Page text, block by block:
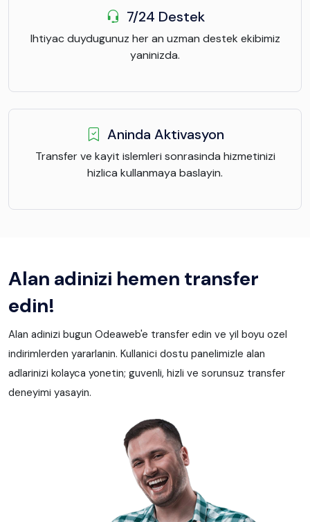
7/24 Destek
Ihtiyac duydugunuz her an uzman destek ekibimiz
yaninizda.
Aninda Aktivasyon
Transfer ve kayit islemleri sonrasinda hizmetinizi
hizlica kullanmaya baslayin.
Alan adinizi hemen transfer
edin!
Alan adinizi bugun Odeaweb'e transfer edin ve yil boyu ozel
indirimlerden yararlanin. Kullanici dostu panelimizle alan
adlarinizi kolayca yonetin; guvenli, hizli ve sorunsuz transfer
deneyimi yasayin.